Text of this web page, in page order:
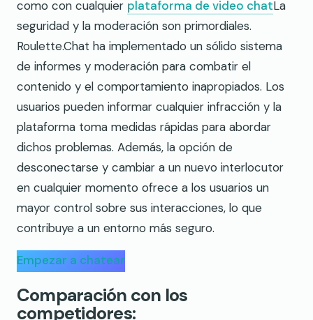
como con cualquier plataforma de video chatLa
seguridad y la moderación son primordiales.
Roulette.Chat ha implementado un sólido sistema
de informes y moderación para combatir el
contenido y el comportamiento inapropiados. Los
usuarios pueden informar cualquier infracción y la
plataforma toma medidas rápidas para abordar
dichos problemas. Además, la opción de
desconectarse y cambiar a un nuevo interlocutor
en cualquier momento ofrece a los usuarios un
mayor control sobre sus interacciones, lo que
contribuye a un entorno más seguro.
Empezar a chatear
Comparación con los
competidores: